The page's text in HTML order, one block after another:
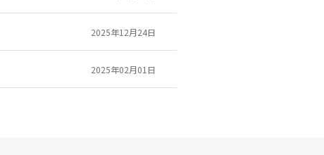
2025年12月24日
2025年02月01日